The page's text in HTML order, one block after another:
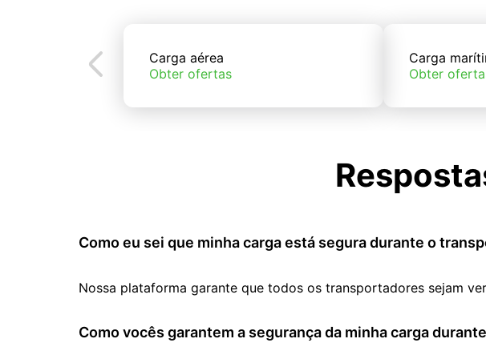
Carga aérea
Obter ofertas
Carga
Obter
Como eu sei que minha carga está segura durante o
Nossa plataforma garante que todos os transportadores sejam
Como vocês garantem a segurança da minha carga